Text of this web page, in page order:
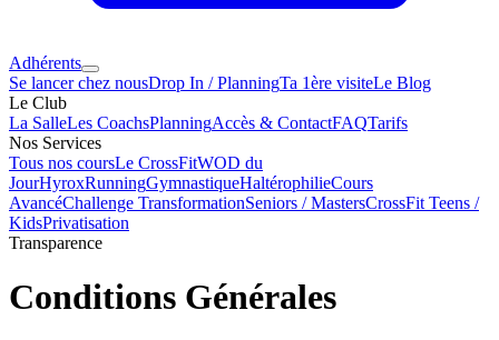
Adhérents
Se lancer chez nousDrop In / PlanningTa 1ère visiteLe Blog
Le Club
La SalleLes CoachsPlanningAccès & ContactFAQTarifs
Nos Services
Tous nos coursLe CrossFitWOD du
JourHyroxRunningGymnastiqueHaltérophilieCours
AvancéChallenge TransformationSeniors / MastersCrossFit Teens /
KidsPrivatisation
Transparence
Conditions Générales